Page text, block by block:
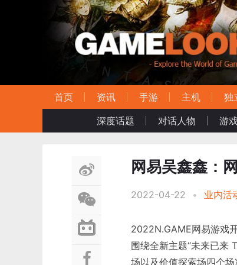
首页 资讯 手游 主机 独
深度话题
对话人物 游
网易吴鑫鑫：
2022-04-22 • 业内活
2022N.GAME网易游戏
围绕全新主题“未来已来
场以及价值探索场四个